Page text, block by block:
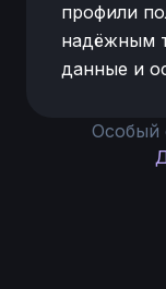
профили
надёжным
данные и
Особый